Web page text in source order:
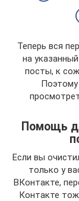
Теперь вся
на
посты, к
Помощь
Если вы
только у
ВКонтакте,
Контакте